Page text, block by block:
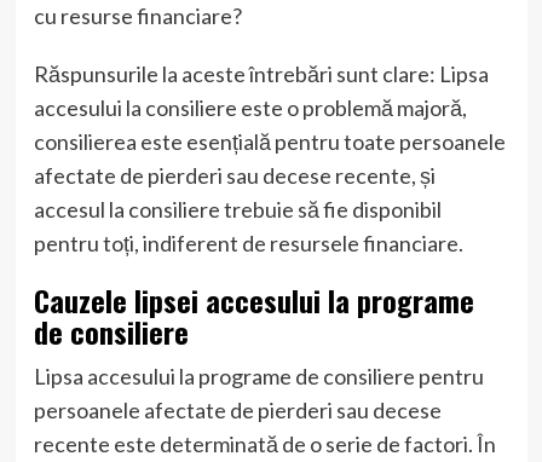
cu resurse financiare?
Răspunsurile la aceste întrebări sunt clare: Lipsa
accesului la consiliere este o problemă majoră,
consilierea este esențială pentru toate persoanele
afectate de pierderi sau decese recente, și
accesul la consiliere trebuie să fie disponibil
pentru toți, indiferent de resursele financiare.
Cauzele lipsei accesului la programe
de consiliere
Lipsa accesului la programe de consiliere pentru
persoanele afectate de pierderi sau decese
recente este determinată de o serie de factori. În